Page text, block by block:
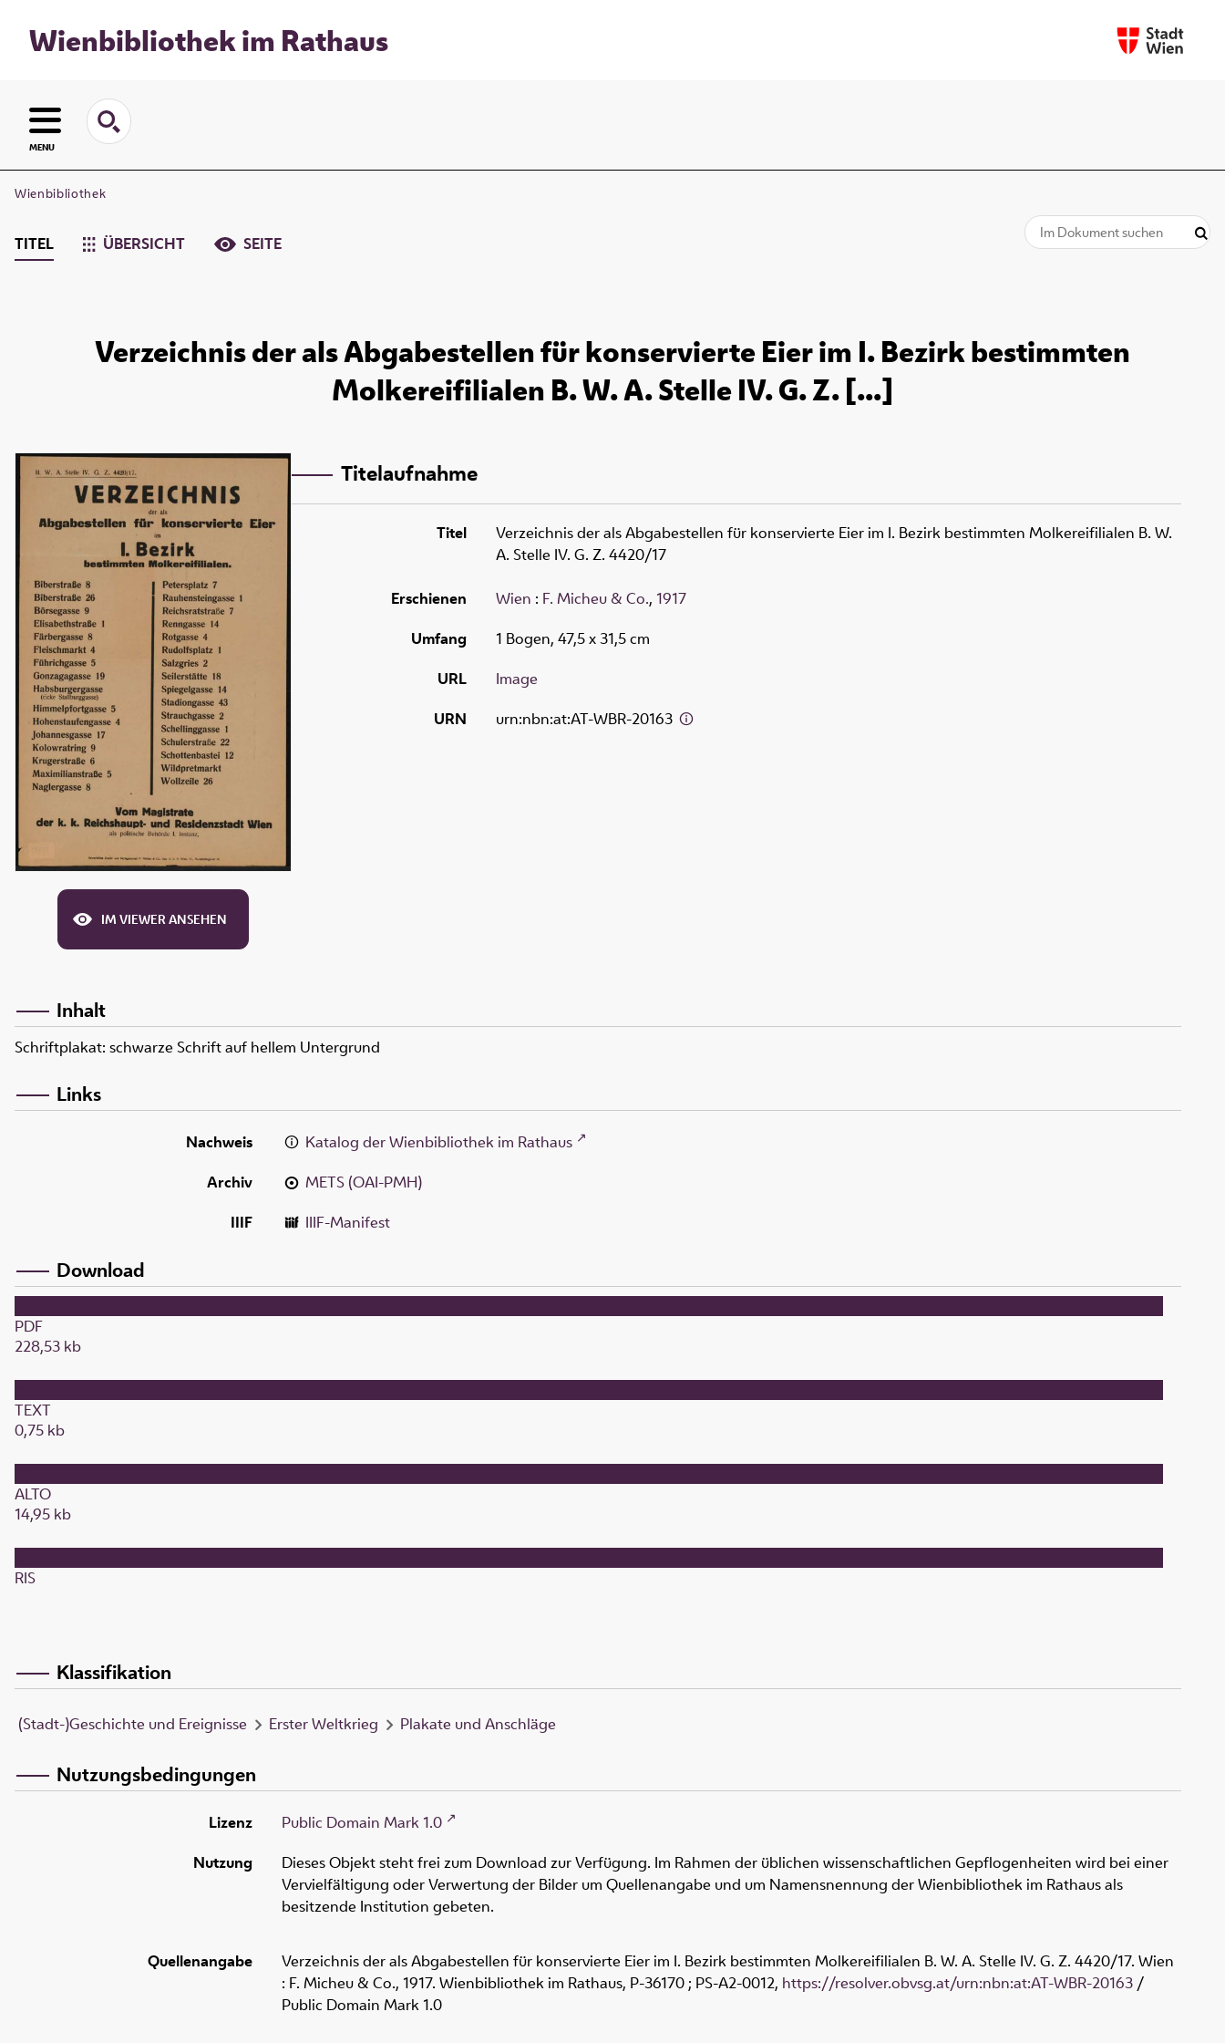
Wienbibliothek im Rathaus
MENU
Wienbibliothek
TITEL ÜBERSICHT SEITE
Verzeichnis der als Abgabestellen für konservierte Eier im I. Bezirk bestimmten
Molkereifilialen B. W. A. Stelle IV. G. Z. [...]
IM VIEWER ANSEHEN
Titelaufnahme
Titel
Verzeichnis der als Abgabestellen für konservierte Eier im I. Bezirk bestimmten Molkereifilialen B. W.
A. Stelle IV. G. Z. 4420/17
Erschienen Wien : F. Micheu & Co., 1917
Umfang
1 Bogen, 47,5 x 31,5 cm
URL
Image
URN
urn:nbn:at:AT-WBR-20163
Inhalt
Schriftplakat: schwarze Schrift auf hellem Untergrund
Links
Nachweis
Katalog der Wienbibliothek im Rathaus
Archiv
METS (OAI-PMH)
IIIF
IIIF-Manifest
Download
PDF
228,53 kb
TEXT
0,75 kb
ALTO
14,95 kb
RIS
Klassifikation
(Stadt-)Geschichte und Ereignisse Erster Weltkrieg Plakate und Anschläge
Nutzungsbedingungen
Lizenz
Public Domain Mark 1.0
Nutzung
Dieses Objekt steht frei zum Download zur Verfügung. Im Rahmen der üblichen wissenschaftlichen Gepflogenheiten wird bei einer
Vervielfältigung oder Verwertung der Bilder um Quellenangabe und um Namensnennung der Wienbibliothek im Rathaus als
besitzende Institution gebeten.
Quellenangabe
Verzeichnis der als Abgabestellen für konservierte Eier im I. Bezirk bestimmten Molkereifilialen B. W. A. Stelle IV. G. Z. 4420/17. Wien
: F. Micheu & Co., 1917. Wienbibliothek im Rathaus, P-36170 ; PS-A2-0012, https://resolver.obvsg.at/urn:nbn:at:AT-WBR-20163 /
Public Domain Mark 1.0